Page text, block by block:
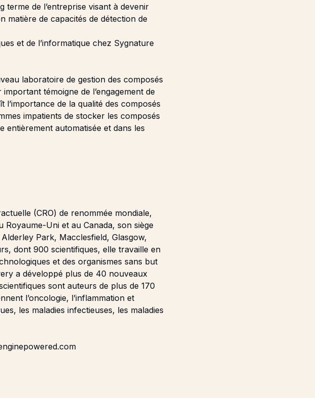
terme de l’entreprise visant à devenir
matière de capacités de détection de
et de l’informatique chez Sygnature
laboratoire de gestion des composés
témoigne de l’engagement de
de la qualité des composés
impatients de stocker les composés
entièrement automatisée et dans les
(CRO) de renommée mondiale,
Royaume-Uni et au Canada, son siège
Park, Macclesfield, Glasgow,
dont 900 scientifiques, elle travaille en
et des organismes sans but
a développé plus de 40 nouveaux
sont auteurs de plus de 170
l’oncologie, l’inflammation et
les maladies infectieuses, les maladies